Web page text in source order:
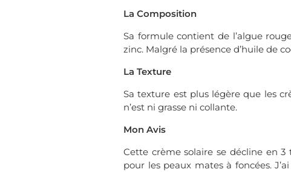
La Composition
Sa formule contient de l’algue
zinc. Malgré la présence d’huile de
La Texture
Sa texture est plus légère que les
n’est ni grasse ni collante.
Mon Avis
Cette crème solaire se décline en
pour les peaux mates à foncées.